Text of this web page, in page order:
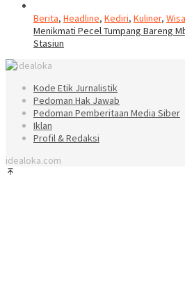
Berita, Headline, Kediri, Kuliner,
Menikmati Pecel Tumpang Bareng
Stasiun
Kode Etik Jurnalistik
Pedoman Hak Jawab
Pedoman Pemberitaan Media Siber
Iklan
Profil & Redaksi
idealoka.com